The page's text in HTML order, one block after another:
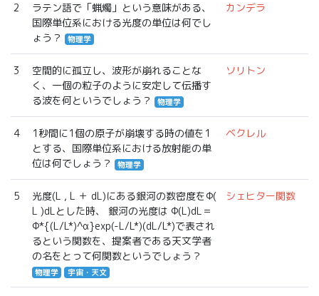
2
ラテン語で「蝋燭」という意味がある、
国際単位系における光度の単位は何でし
ょう？
物理学
カンデラ
3
空間的に孤立し、波形が崩れることな
く、一個の粒子のように安定して伝播す
る波を何というでしょう？
物理学
ソリトン
4
1秒間に1個の原子が崩壊する時の値を1
とする、国際単位系における放射能の単
位は何でしょう？
物理学
ベクレル
5
光度(L , L ＋ dL)にある銀河の数密度をΦ(
L )dLとした時、 銀河の光度は Φ(L)dL＝
Φ*{(L/L*)‪^α‬}exp(-L/L*)(dL/L*)で表され
るという関数を、提案者である天文学者
の名をとって何関数というでしょう？
物理学 宇宙・天文
シェヒター関数